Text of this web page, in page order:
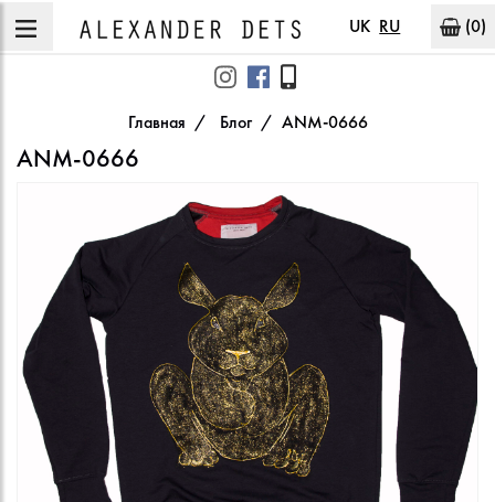
UK RU (0)
Главная Блог ANM-0666
ANM-0666